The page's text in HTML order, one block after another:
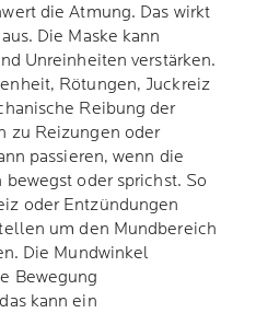
die Atmung. Das wirkt
Die Maske kann
Unreinheiten verstärken.
Rötungen, Juckreiz
Reibung der
zu Reizungen oder
passieren, wenn die
oder sprichst. So
oder Entzündungen
um den Mundbereich
Die Mundwinkel
Bewegung
kann ein